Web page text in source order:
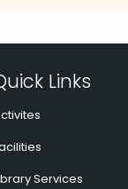
Links
Services